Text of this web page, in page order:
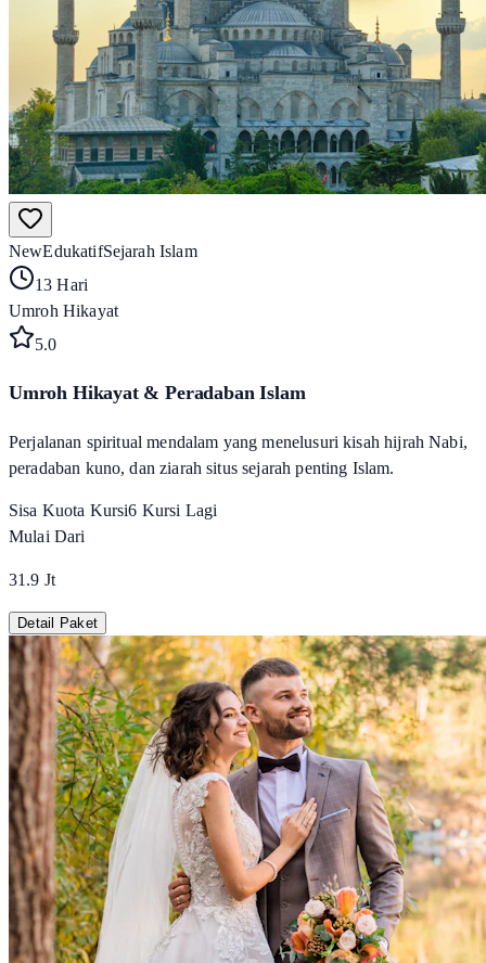
NewEdukatifSejarah Islam
13 Hari
Umroh Hikayat
5.0
Umroh Hikayat & Peradaban Islam
Perjalanan spiritual mendalam yang menelusuri kisah hijrah Nabi,
peradaban kuno, dan ziarah situs sejarah penting Islam.
Sisa Kuota Kursi6 Kursi Lagi
Mulai Dari
31.9 Jt
Detail Paket